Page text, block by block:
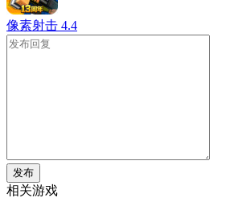
像素射击 4.4
发布
相关游戏